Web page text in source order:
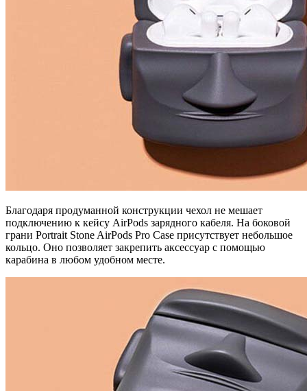
Благодаря продуманной конструкции чехол не мешает
подключению к кейсу AirPods зарядного кабеля. На боковой
грани Portrait Stone AirPods Pro Case присутствует небольшое
кольцо. Оно позволяет закрепить аксессуар с помощью
карабина в любом удобном месте.